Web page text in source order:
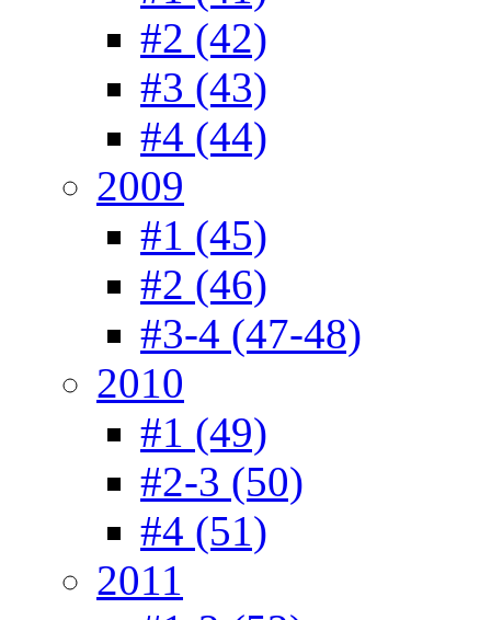
#2 (42)
#3 (43)
#4 (44)
2009
#1 (45)
#2 (46)
#3-4 (47-48)
2010
#1 (49)
#2-3 (50)
#4 (51)
2011